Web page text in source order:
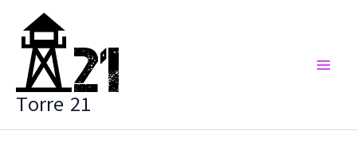
contenuto
Torre 21